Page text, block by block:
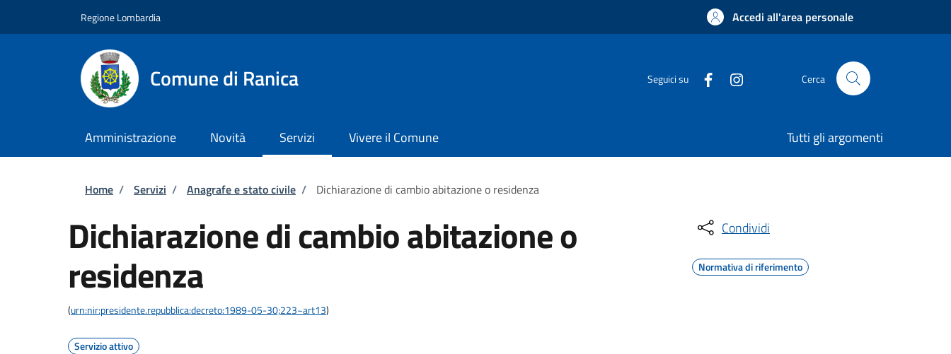
Regione Lombardia Accedi all'area personale
Comune di Ranica Seguici su Cerca
Amministrazione Novità Servizi Vivere il Comune Tutti gli argomenti
Briciole di pane
Home / Servizi / Anagrafe e stato civile / Dichiarazione di cambio abitazione o residenza
Dichiarazione di cambio abitazione o
residenza
(urn:nir:presidente.repubblica:decreto:1989-05-30;223~art13)
Servizio attivo
Condividi
Normativa di riferimento